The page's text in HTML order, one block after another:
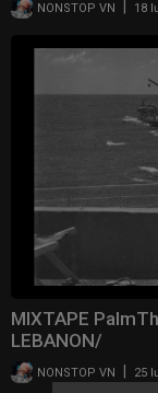
NONSTOP VN 18
MIXTAPE
LEBANON/
NONSTOP VN 25